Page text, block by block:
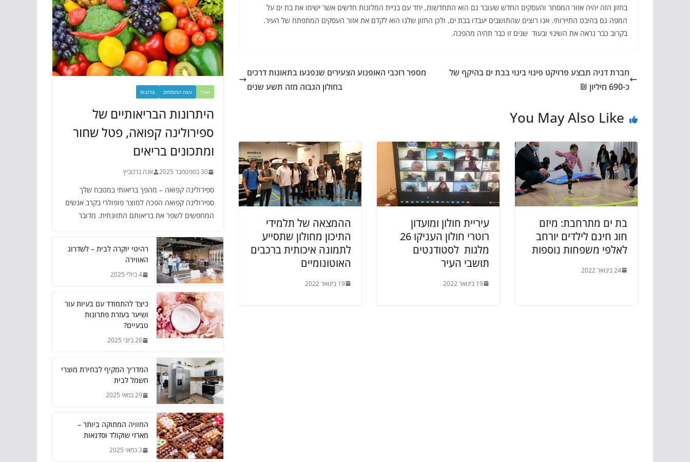
בחזון הזה יהיה אזור המסחר והעסקים החדש שעובר גם הוא התחדשות, יחד עם בניית המלונות חדשים אשר ישימו את בת ים על
המפה גם בהיבט התיירותי. אנו רוצים שהתושבים יעבדו בבת ים, ולכן החזון שלנו הוא לקדם את אזור העסקים המתפתח של העיר.
בקרוב כבר נראה את השינוי ובעוד שנים זו כבר תהיה מהפכה.
חברת דניה תבצע פרויקט פינוי בינוי בבת ים בהיקף של
כ-690 מיליון ₪
מספר רוכבי האופנוע הצעירים שנפגעו בתאונות דרכים
בחולון הגבוה מזה תשע שנים
You May Also Like
בת ים מתרחבת: מיזם
חוג חינם לילדים יורחב
לאלפי משפחות נוספות
24 בינואר 2022
עיריית חולון ומועדון
רוטרי חולון העניקו 26
מלגות לסטודנטים
תושבי העיר
19 בינואר 2022
ההמצאה של תלמידי
התיכון מחולון שתסייע
לתמונה איכותית ברכבים
האוטונומיים
19 בינואר 2022
אוכל עצת המומחים צרכנות
היתרונות הבריאותיים של
ספירולינה קפואה, פטל שחור
ומתכונים בריאים
30 בספטמבר 2025 אנה ברנוביץ
ספירולינה קפואה – מהפך בריאותי במטבח שלך
ספירולינה קפואה הפכה למוצר פופולרי בקרב אנשים
המחפשים לשפר את בריאותם התזונתית. מדובר
רהיטי יוקרה לבית – לשדרוג
האווירה
4 ביולי 2025
כיצד להתמודד עם בעיות עור
ושיער בעזרת פתרונות
טבעיים?
26 ביוני 2025
המדריך המקיף לבחירת מוצרי
חשמל לבית
29 במאי 2025
החוויה המתוקה ביותר –
מארזי שוקולד וסדנאות
3 במאי 2025